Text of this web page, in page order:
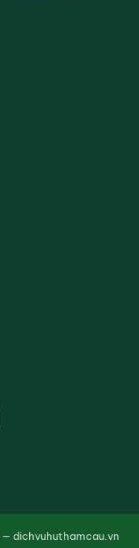
— dichvuhuthamcau.vn